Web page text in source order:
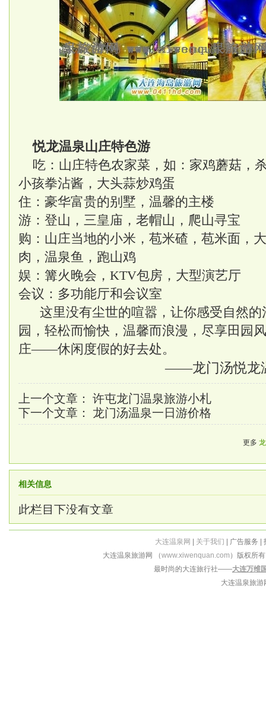
悦龙温泉山庄特色游
吃：山庄特色农家菜，如：家鸡蘑菇，
小孩拳沾酱，大头蒜炒鸡蛋
住：豪华富贵的别墅，温馨的主楼
游：登山，三皇庙，老帽山，爬山寻宝
购：山庄当地的小米，苞米碴，苞米面，
肉，温泉鱼，跑山鸡
娱：篝火晚会，KTV包房，大型演艺厅
会议：多功能厅和会议室
这里没有尘世的喧嚣，让你感受自然
园，轻松而愉快，温馨而浪漫，尽享田园
庄——休闲度假的好去处。
——龙门汤悦龙
上一个文章： 许屯龙门温泉旅游小札
下一个文章： 龙门汤温泉一日游价格
更多
相关信息
此栏目下没有文章
大连温泉网 关于我们 | 广告服务 |
大连温泉旅游网 （www.xiwenquan.com ）版权所
最时尚的大连旅行社——大连万维
大连温泉旅